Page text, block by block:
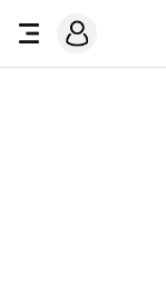
전
메
그